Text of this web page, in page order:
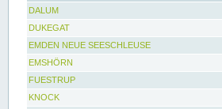
DALUM
DUKEGAT
EMDEN NEUE SEESCHLEUSE
EMSHÖRN
FUESTRUP
KNOCK